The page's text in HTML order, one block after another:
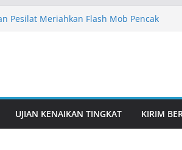
Pesilat Meriahkan Flash Mob Pencak
Gelar Latihan Rutin, Perkuat
Pesilat Berbakat Lewat Pembinaan
UJIAN KENAIKAN TINGKAT KIRIM